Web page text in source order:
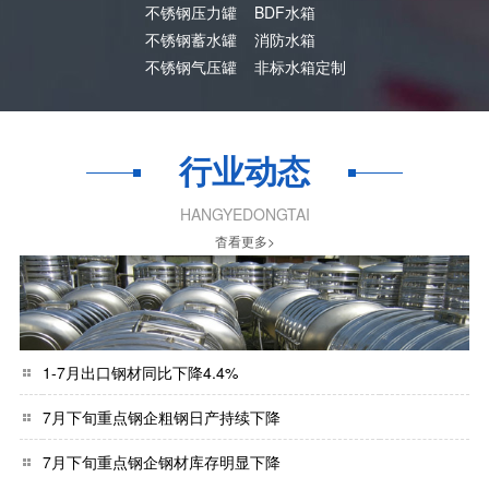
不锈钢压力罐
不锈钢蓄水罐
不锈钢气压罐
BDF水箱
消防水箱
非标水箱定制
行业动态
HANGYEDONGTAI
杳看更多>
1-7月出口钢材同比下降4.4%
7月下旬重点钢企粗钢日产持续下降
7月下旬重点钢企钢材库存明显下降